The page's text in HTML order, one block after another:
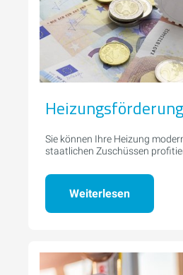
Heizungsförderung
Sie können Ihre Heizung
staatlichen Zuschüssen
Weiterlesen